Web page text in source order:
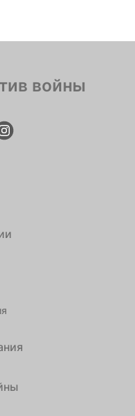
войны